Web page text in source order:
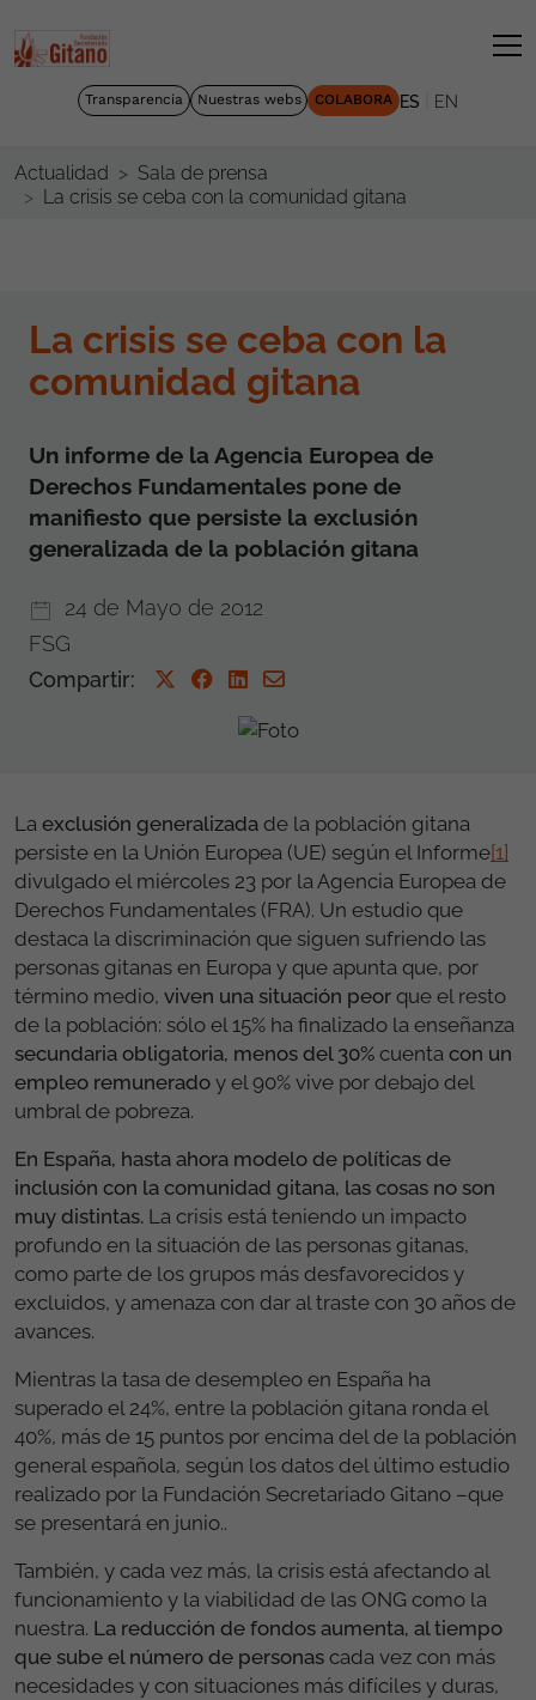
Transparencia Nuestras webs COLABORA ES EN
Actualidad
Sala de prensa
La crisis se ceba con la comunidad gitana
La crisis se ceba con la
comunidad gitana
Un informe de la Agencia Europea de
Derechos Fundamentales pone de
manifiesto que persiste la exclusión
generalizada de la población gitana
24 de Mayo de 2012
FSG
Compartir:
La exclusión generalizada de la población gitana
persiste en la Unión Europea (UE) según el Informe[1]
divulgado el miércoles 23 por la Agencia Europea de
Derechos Fundamentales (FRA). Un estudio que
destaca la discriminación que siguen sufriendo las
personas gitanas en Europa y que apunta que, por
término medio, viven una situación peor que el resto
de la población: sólo el 15% ha finalizado la enseñanza
secundaria obligatoria, menos del 30% cuenta con un
empleo remunerado y el 90% vive por debajo del
umbral de pobreza.
En España, hasta ahora modelo de políticas de
inclusión con la comunidad gitana, las cosas no son
muy distintas. La crisis está teniendo un impacto
profundo en la situación de las personas gitanas,
como parte de los grupos más desfavorecidos y
excluidos, y amenaza con dar al traste con 30 años de
avances.
Mientras la tasa de desempleo en España ha
superado el 24%, entre la población gitana ronda el
40%, más de 15 puntos por encima del de la población
general española, según los datos del último estudio
realizado por la Fundación Secretariado Gitano –que
se presentará en junio..
También, y cada vez más, la crisis está afectando al
funcionamiento y la viabilidad de las ONG como la
nuestra. La reducción de fondos aumenta, al tiempo
que sube el número de personas cada vez con más
necesidades y con situaciones más difíciles y duras,